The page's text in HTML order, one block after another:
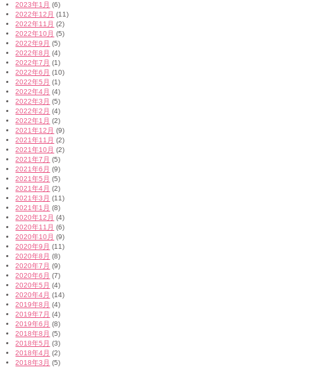
2023年1月 (6)
2022年12月 (11)
2022年11月 (2)
2022年10月 (5)
2022年9月 (5)
2022年8月 (4)
2022年7月 (1)
2022年6月 (10)
2022年5月 (1)
2022年4月 (4)
2022年3月 (5)
2022年2月 (4)
2022年1月 (2)
2021年12月 (9)
2021年11月 (2)
2021年10月 (2)
2021年7月 (5)
2021年6月 (9)
2021年5月 (5)
2021年4月 (2)
2021年3月 (11)
2021年1月 (8)
2020年12月 (4)
2020年11月 (6)
2020年10月 (9)
2020年9月 (11)
2020年8月 (8)
2020年7月 (9)
2020年6月 (7)
2020年5月 (4)
2020年4月 (14)
2019年8月 (4)
2019年7月 (4)
2019年6月 (8)
2018年8月 (5)
2018年5月 (3)
2018年4月 (2)
2018年3月 (5)